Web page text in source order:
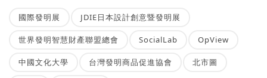
國際發明展 JDIE日本設計創意暨發明展
世界發明智慧財產聯盟總會 SocialLab OpView
中國文化大學 台灣發明商品促進協會 北市圖